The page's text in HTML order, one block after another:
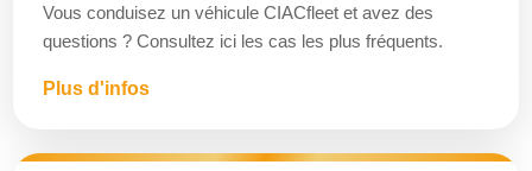
Vous conduisez un véhicule CIACfleet et avez des
questions ? Consultez ici les cas les plus fréquents.
Plus d'infos